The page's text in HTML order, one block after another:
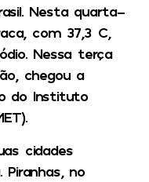
Nesta quarta-
com 37,3°C,
Nessa terça
chegou a
do Instituto
cidades
no